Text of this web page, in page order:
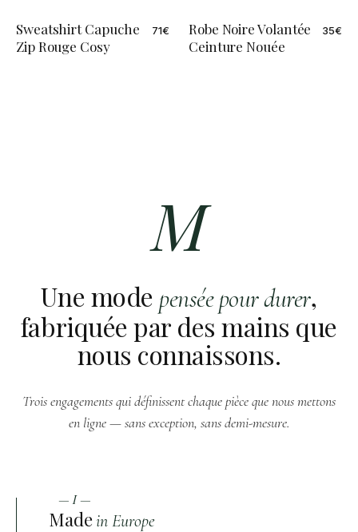
Sweatshirt Capuche
Zip Rouge Cosy
71€
Robe Noire Volantée
Ceinture Nouée
35€
M
Une mode pensée pour durer,
fabriquée par des mains que
nous connaissons.
Trois engagements qui définissent chaque pièce que nous mettons
en ligne — sans exception, sans demi-mesure.
— I —
Madein Europe